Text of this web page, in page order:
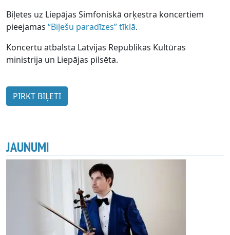
Biļetes uz Liepājas Simfoniskā orķestra koncertiem
pieejamas “Biļešu paradīzes” tīklā.
Koncertu atbalsta Latvijas Republikas Kultūras
ministrija un Liepājas pilsēta.
PIRKT BIĻETI
JAUNUMI